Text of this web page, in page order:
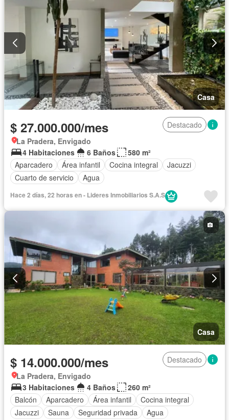
Casa
$ 27.000.000/mes
Destacado
La Pradera, Envigado
4 Habitaciones
6 Baños
580 m²
Aparcadero
Área infantil Cocina integral
Jacuzzi
Cuarto de servicio
Agua
Hace 2 días, 22 horas en - Lideres Inmobiliarios S.A.S
Casa
$ 14.000.000/mes
Destacado
La Pradera, Envigado
3 Habitaciones
4 Baños
260 m²
Balcón
Aparcadero Área infantil
Cocina integral
Jacuzzi
Sauna Seguridad privada Agua